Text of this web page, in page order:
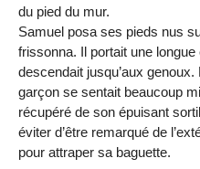
du pied du mur.
Samuel posa ses pieds nus
frissonna. Il portait une
descendait jusqu’aux
garçon se sentait beaucoup
récupéré de son épuisant
éviter d’être remarqué de
pour attraper sa baguette.